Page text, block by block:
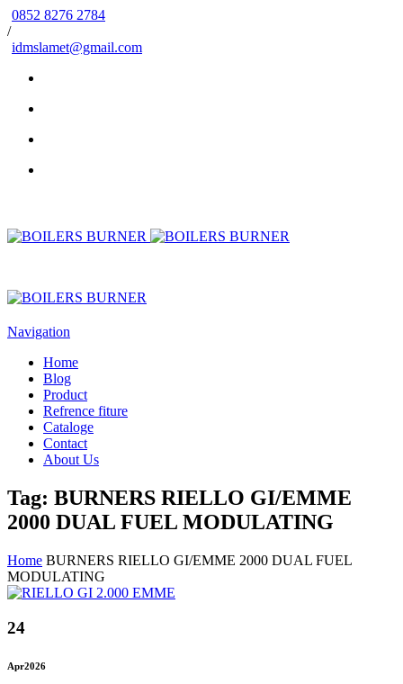
0852 8276 2784
/
idmslamet@gmail.com
Navigation
Home
Blog
Product
Refrence fiture
Cataloge
Contact
About Us
Tag: BURNERS RIELLO GI/EMME
2000 DUAL FUEL MODULATING
Home BURNERS RIELLO GI/EMME 2000 DUAL FUEL
MODULATING
24
Apr2026